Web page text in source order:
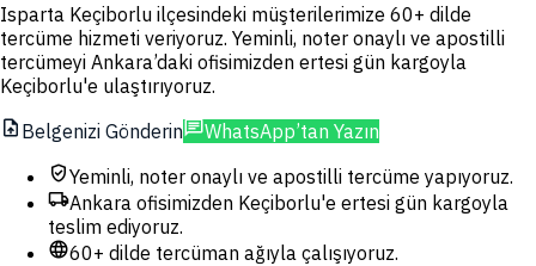
Isparta Keçiborlu ilçesindeki müşterilerimize 60+ dilde
tercüme hizmeti veriyoruz. Yeminli, noter onaylı ve apostilli
tercümeyi Ankara’daki ofisimizden ertesi gün kargoyla
Keçiborlu'e ulaştırıyoruz.
upload_file Belgenizi GönderinchatWhatsApp’tan Yazın
verified_userYeminli, noter onaylı ve apostilli tercüme yapıyoruz.
local_shippingAnkara ofisimizden Keçiborlu'e ertesi gün kargoyla
teslim ediyoruz.
language60+ dilde tercüman ağıyla çalışıyoruz.